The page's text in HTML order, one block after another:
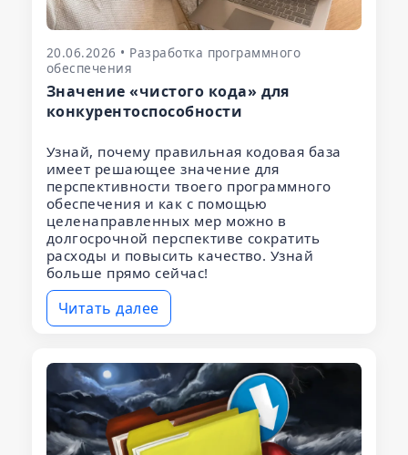
20.06.2026 • Разработка программного
обеспечения
Значение «чистого кода» для
конкурентоспособности
Узнай, почему правильная кодовая база
имеет решающее значение для
перспективности твоего программного
обеспечения и как с помощью
целенаправленных мер можно в
долгосрочной перспективе сократить
расходы и повысить качество. Узнай
больше прямо сейчас!
Читать далее